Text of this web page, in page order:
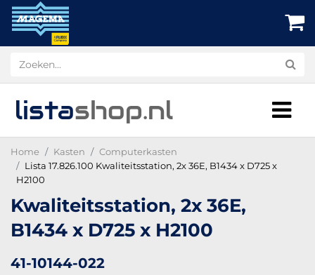
listashop.nl
Home Kasten
Computerkasten
Lista 17.826.100 Kwaliteitsstation, 2x 36E, B1434 x D725 x
H2100
Kwaliteitsstation, 2x 36E,
B1434 x D725 x H2100
41-10144-022